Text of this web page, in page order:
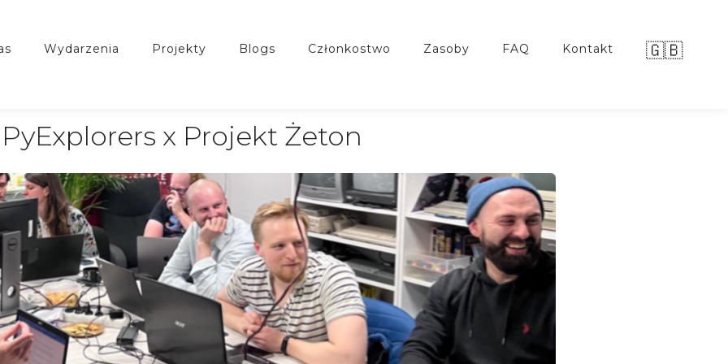
wydarzenia projekty blogs członkostwo zasoby FAQ kontakt 🇬🇧
PyExplorers x Projekt Żeton